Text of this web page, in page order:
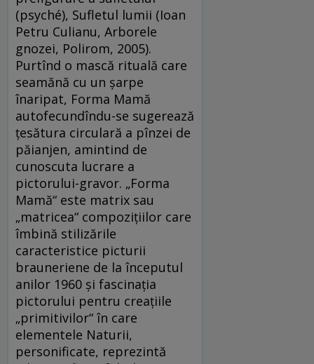
(psyché), Sufletul lumii (Ioan
Petru Culianu, Arborele
gnozei, Polirom, 2005).
Purtînd o mască rituală care
seamănă cu un șarpe
înaripat, Forma Mamă
autofecundîndu-se sugerează
țesătura circulară a pînzei de
păianjen, amintind de
cunoscuta lucrare a
pictorului-gravor. „Forma
Mamă“ este matrix sau
„matricea“ compozițiilor care
îmbină stilizările
caracteristice picturii
brauneriene de la începutul
anilor 1960 și fascinația
pictorului pentru creațiile
„primitivilor“ în care
elementele Naturii,
personificate, reprezintă